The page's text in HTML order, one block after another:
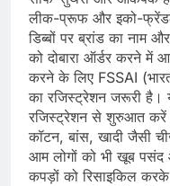
लीक-प्रूफ और इको-
डिब्बों पर ब्रांड का नाम
को दोबारा ऑर्डर करने में
करने के लिए FSSAI
का रजिस्ट्रेशन जरूरी है।
रजिस्ट्रेशन से शुरुआत
कॉटन, बांस, खादी जैसी
आम लोगों को भी खूब पसंद
कपड़ों को रिसाइकिल